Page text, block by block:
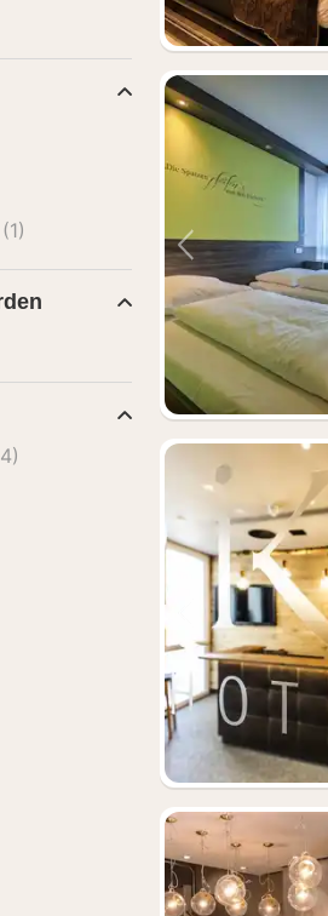
Vorige foto
Vorige foto
(1)